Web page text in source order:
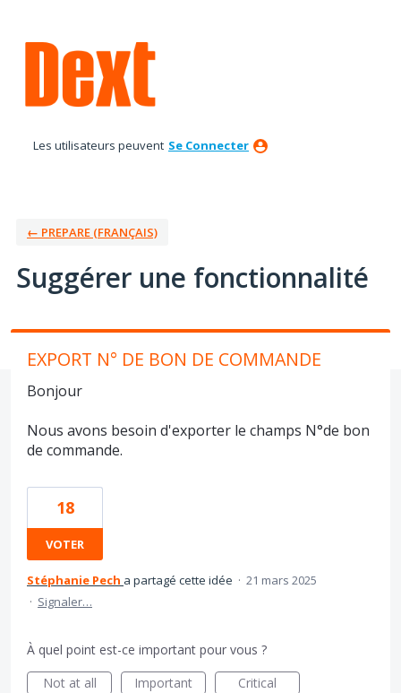
au
contenu
Les utilisateurs peuvent Se Connecter
← PREPARE (FRANÇAIS)
Suggérer une fonctionnalité
EXPORT N° DE BON DE COMMANDE
Bonjour
Nous avons besoin d'exporter le champs N°de bon
de commande.
18
VOTER
Stéphanie Pech a partagé cette idée · 21 mars 2025
· Signaler…
À quel point est-ce important pour vous ?
Not at all
Important Critical